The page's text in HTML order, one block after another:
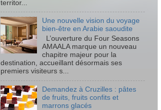
territor...
Une nouvelle vision du voyage
bien-être en Arabie saoudite
L’ouverture du Four Seasons
AMAALA marque un nouveau
chapitre majeur pour la
destination, accueillant désormais ses
premiers visiteurs s...
Demandez à Cruzilles : pâtes
de fruits, fruits confits et
marrons glacés